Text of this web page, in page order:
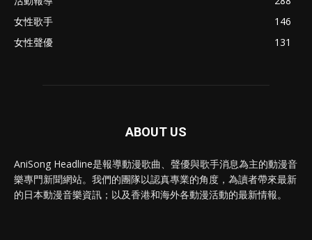
女性歌手
146
女性聲優
131
ABOUT US
AniSong Headline是報導動漫歌曲、聲優與歌手消息為主的動漫音
樂專門新聞網站。我們的團隊以認真專業的角度，為讀者帶來最新
的日本動漫音樂資訊；以及香港和海外各動漫活動的最新情報。